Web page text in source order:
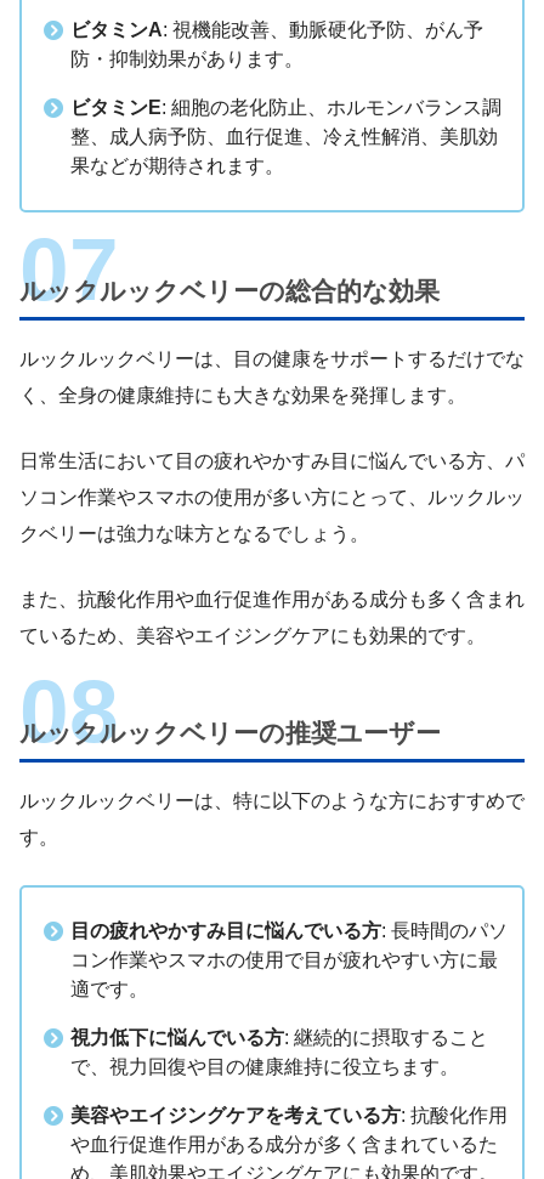
ビタミンA: 視機能改善、動脈硬化予防、がん予
防・抑制効果があります。
ビタミンE: 細胞の老化防止、ホルモンバランス調
整、成人病予防、血行促進、冷え性解消、美肌効
果などが期待されます。
ルックルックベリーの総合的な効果
ルックルックベリーは、目の健康をサポートするだけでな
く、全身の健康維持にも大きな効果を発揮します。
日常生活において目の疲れやかすみ目に悩んでいる方、パ
ソコン作業やスマホの使用が多い方にとって、ルックルッ
クベリーは強力な味方となるでしょう。
また、抗酸化作用や血行促進作用がある成分も多く含まれ
ているため、美容やエイジングケアにも効果的です。
ルックルックベリーの推奨ユーザー
ルックルックベリーは、特に以下のような方におすすめで
す。
目の疲れやかすみ目に悩んでいる方: 長時間のパソ
コン作業やスマホの使用で目が疲れやすい方に最
適です。
視力低下に悩んでいる方: 継続的に摂取すること
で、視力回復や目の健康維持に役立ちます。
美容やエイジングケアを考えている方: 抗酸化作用
や血行促進作用がある成分が多く含まれているた
め、美肌効果やエイジングケアにも効果的です。